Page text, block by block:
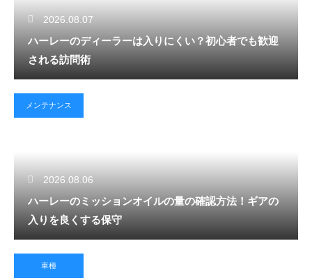
2026.08.07
ハーレーのディーラーは入りにくい？初心者でも歓迎
される訪問術
メンテナンス
2026.08.06
ハーレーのミッションオイルの量の確認方法！ギアの
入りを良くする保守
車種